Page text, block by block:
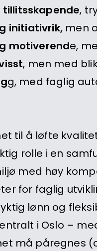
tillitsskapende,
initiativrik, men
motiverende,
, men med
g, med faglig
til å løfte
rolle i en
med høy
for faglig
lønn og
i Oslo –
må påregnes